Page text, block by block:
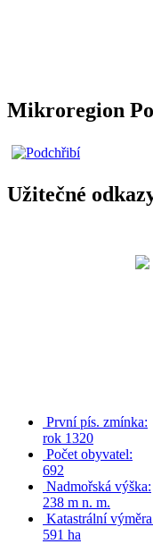
Mikroregion
Užitečné
První pís. zmínka:
rok 1320
Počet obyvatel:
692
Nadmořská výška:
238 m n. m.
Katastrální
591 ha